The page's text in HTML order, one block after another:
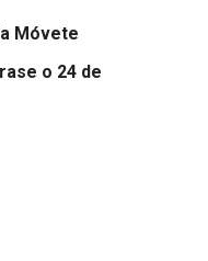
Móvete
o 24 de